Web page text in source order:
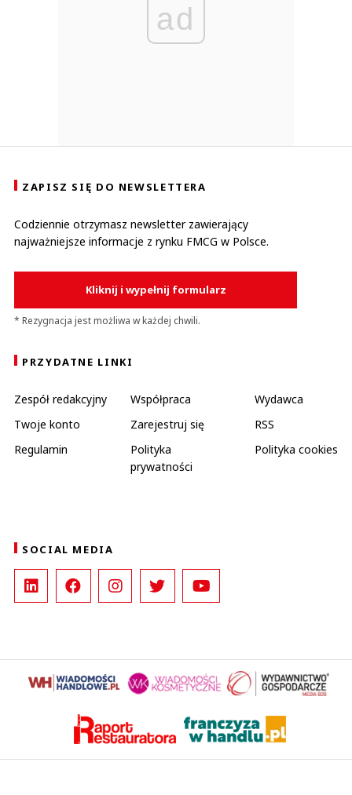
ad
ZAPISZ SIĘ DO NEWSLETTERA
Codziennie otrzymasz newsletter zawierający
najważniejsze informacje z rynku FMCG w Polsce.
Kliknij i wypełnij formularz
* Rezygnacja jest możliwa w każdej chwili.
PRZYDATNE LINKI
Zespół redakcyjny Współpraca
Wydawca
Twoje konto
Zarejestruj się
RSS
Regulamin
Polityka
prywatności
Polityka cookies
SOCIAL MEDIA